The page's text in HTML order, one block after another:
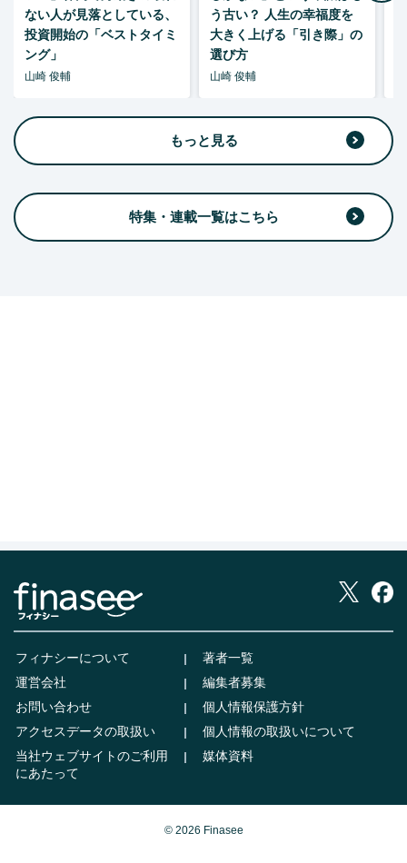
ない人が見落としている、
投資開始の「ベストタイミ
ング」
山崎 俊輔
う古い？ 人生の幸福度を
大きく上げる「引き際」の
選び方
山崎 俊輔
もっと見る
特集・連載一覧はこちら
フィナシーについて
著者一覧
運営会社
編集者募集
お問い合わせ
個人情報保護方針
アクセスデータの取扱い
個人情報の取扱いについて
当社ウェブサイトのご利用
にあたって
媒体資料
© 2026 Finasee